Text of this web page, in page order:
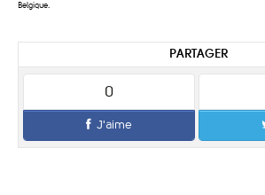
Belgique.
PARTAGER
0
J'aime